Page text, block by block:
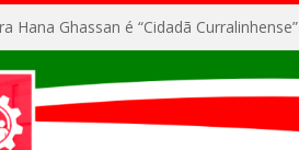
Hana Ghassan é “Cidadã Curralinhense”